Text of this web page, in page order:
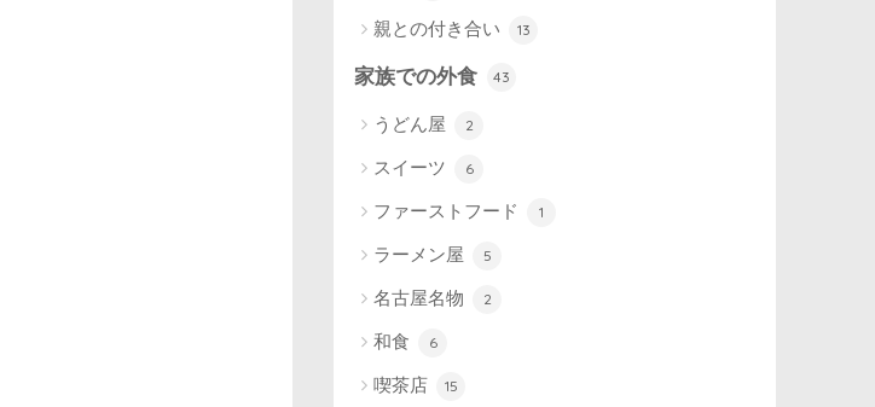
親との付き合い 13
家族での外食 43
うどん屋 2
スイーツ 6
ファーストフード 1
ラーメン屋 5
名古屋名物 2
和食 6
喫茶店 15